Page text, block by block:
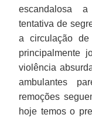
escandalosa a
tentativa de
a circulação
principalmente
violência
ambulantes
remoções
hoje temos o